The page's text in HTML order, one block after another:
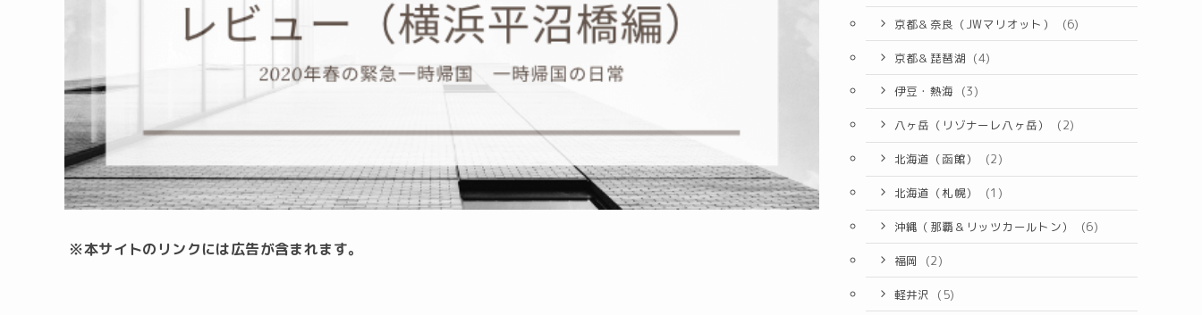
※本サイトのリンクには広告が含まれます。
京都＆奈良（JWマリオット） (6)
京都＆琵琶湖 (4)
伊豆・熱海 (3)
八ヶ岳（リゾナーレ八ヶ岳） (2)
北海道（函館） (2)
北海道（札幌） (1)
沖縄（那覇＆リッツカールトン） (6)
福岡 (2)
軽井沢 (5)